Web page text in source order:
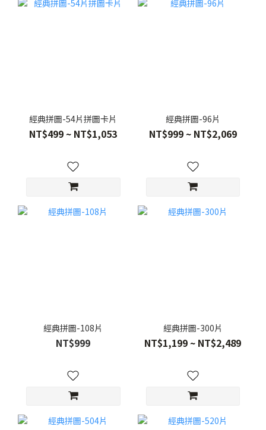
經典拼圖-54片拼圖卡片
NT$499 ~ NT$1,053
經典拼圖-96片
NT$999 ~ NT$2,069
經典拼圖-108片
NT$999
經典拼圖-300片
NT$1,199 ~ NT$2,489